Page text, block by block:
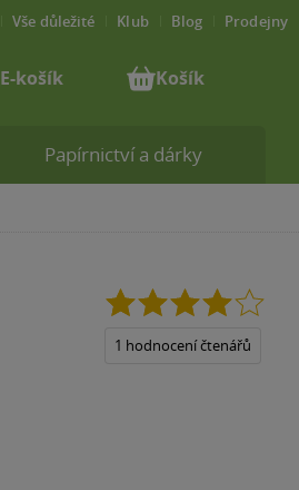
4.0
1 hodnocení čtenářů
Papírnictví a dárky
Vše důležité Klub Blog Prodejny
E-košík Košík